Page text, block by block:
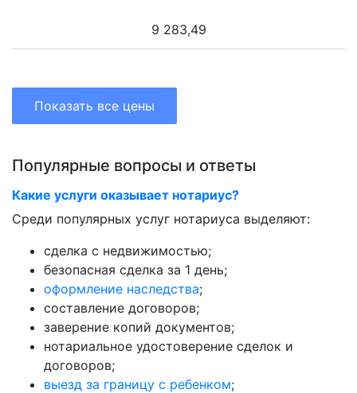
9 283,49
Показать все цены
Популярные вопросы и ответы
Какие услуги оказывает нотариус?
Среди популярных услуг нотариуса выделяют:
сделка с недвижимостью;
безопасная сделка за 1 день;
оформление наследства;
составление договоров;
заверение копий документов;
нотариальное удостоверение сделок и
договоров;
выезд за границу с ребенком;